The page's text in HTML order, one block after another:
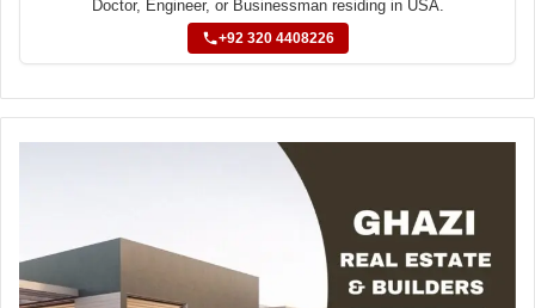
Doctor, Engineer, or Businessman residing in USA.
+92 320 4408226